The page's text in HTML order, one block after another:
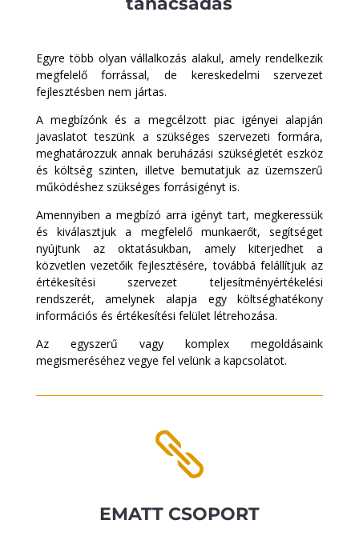
Egyre több olyan vállalkozás alakul, amely rendelkezik
megfelelő forrással, de kereskedelmi szervezet
fejlesztésben nem jártas.
A megbízónk és a megcélzott piac igényei alapján
javaslatot teszünk a szükséges szervezeti formára,
meghatározzuk annak beruházási szükségletét eszköz
és költség szinten, illetve bemutatjuk az üzemszerű
működéshez szükséges forrásigényt is.
Amennyiben a megbízó arra igényt tart, megkeressük
és kiválasztjuk a megfelelő munkaerőt, segítséget
nyújtunk az oktatásukban, amely kiterjedhet a
közvetlen vezetőik fejlesztésére, továbbá felállítjuk az
értékesítési szervezet teljesítményértékelési
rendszerét, amelynek alapja egy költséghatékony
információs és értékesítési felület létrehozása.
Az egyszerű vagy komplex megoldásaink
megismeréséhez vegye fel velünk a kapcsolatot.

EMATT CSOPORT